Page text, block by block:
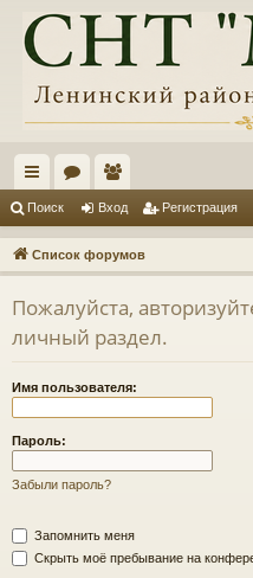
с
ы
лк
и
ум
ы
ол
ьз
ов
ат
ел
и
Поиск Вход Регистрация
Список форумов
Пожалуйста,
личный раздел.
Имя пользователя:
Пароль:
Забыли пароль?
Запомнить меня
Скрыть моё пребывание на